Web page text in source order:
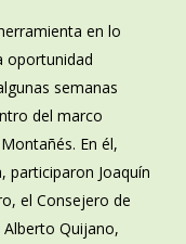
en lo
oportunidad
semanas
del marco
En él,
participaron Joaquín
el Consejero de
Quijano,